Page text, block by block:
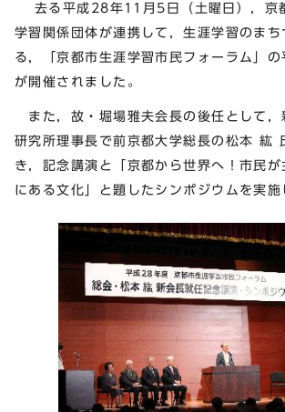
去る平成28年11月5日（土曜日），京
学習関係団体が連携して，生涯学習のまち
る，「京都市生涯学習市民フォーラム」
が開催されました。
また，故・堀場雅夫会長の後任として，
研究所理事長で前京都大学総長の松本 紘
き，記念講演と「京都から世界へ！市民
にある文化」と題したシンポジウムを実施